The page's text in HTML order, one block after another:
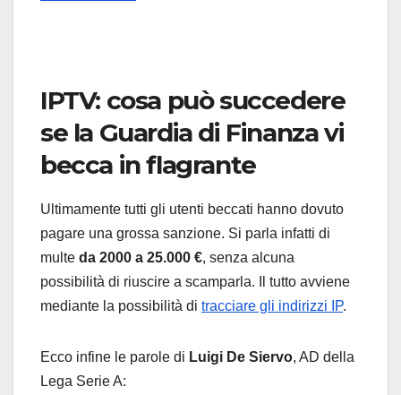
IPTV: cosa può succedere
se la Guardia di Finanza vi
becca in flagrante
Ultimamente tutti gli utenti beccati hanno dovuto
pagare una grossa sanzione. Si parla infatti di
multe da 2000 a 25.000 €, senza alcuna
possibilità di riuscire a scamparla. Il tutto avviene
mediante la possibilità di tracciare gli indirizzi IP.
Ecco infine le parole di Luigi De Siervo, AD della
Lega Serie A: